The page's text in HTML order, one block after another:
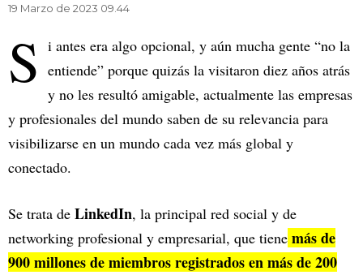
19 Marzo de 2023 09.44
S i antes era algo opcional, y aún mucha gente “no la
entiende” porque quizás la visitaron diez años atrás
y no les resultó amigable, actualmente las empresas
y profesionales del mundo saben de su relevancia para
visibilizarse en un mundo cada vez más global y
conectado.
Se trata de LinkedIn, la principal red social y de
networking profesional y empresarial, que tiene más de
900 millones de miembros registrados en más de 200